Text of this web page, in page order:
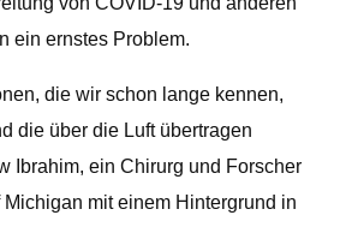
ein ernstes Problem.
die wir schon lange kennen,
die über die Luft übertragen
Ibrahim, ein Chirurg und Forscher
mit einem Hintergrund in